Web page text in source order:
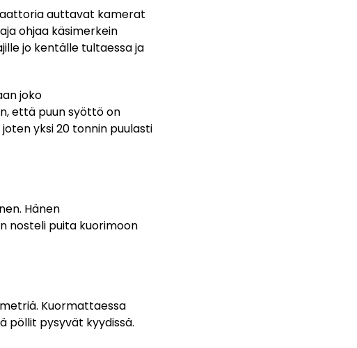
auttavat kamerat
ohjaa käsimerkein
jo kentälle tultaessa ja
joko
että puun syöttö on
yksi 20 tonnin puulasti
Hänen
nosteli puita kuorimoon
Kuormattaessa
pöllit pysyvät kyydissä.